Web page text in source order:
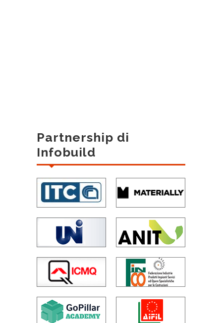
Partnership di
Infobuild